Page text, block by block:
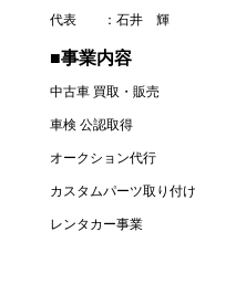
代表 石井 輝
■事業内容
中古車 買取・販売
車検 公認取得
オークション代行
カスタムパーツ取り付け
レンタカー事業